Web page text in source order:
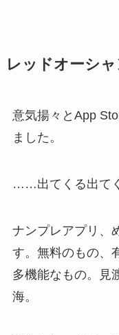
レッドオーシ
意気揚々とApp
ました。
……出てくる出て
ナンプレアプリ、
す。無料のもの、
多機能なもの。見
海。